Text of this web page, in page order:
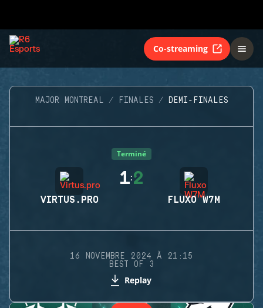
Co-streaming
MAJOR MONTREAL FINALES DEMI-FINALES
Terminé
VIRTUS.PRO
1:2
FLUXO W7M
16 NOVEMBRE 2024 À 21:15
BEST OF 3
Replay